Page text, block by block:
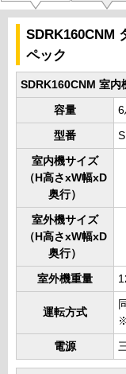
SDRK160CNM
ペック
SDRK160CNM 室内
容量 6
型番
室内機サイズ
（H高さxW幅xD
奥行）
室外機サイズ
（H高さxW幅xD
奥行）
室外機重量
運転方式
電源